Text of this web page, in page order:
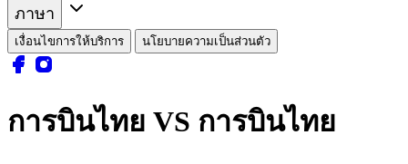
ภาษา
เงื่อนไขการให้บริการ นโยบายความเป็นส่วนตัว
การบินไทย VS การบินไทย